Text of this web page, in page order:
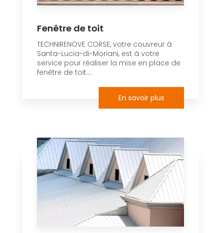
Fenêtre de toit
TECHNIRENOVE CORSE, votre couvreur à
Santa-Lucia-di-Moriani, est à votre
service pour réaliser la mise en place de
fenêtre de toit....
En savoir plus